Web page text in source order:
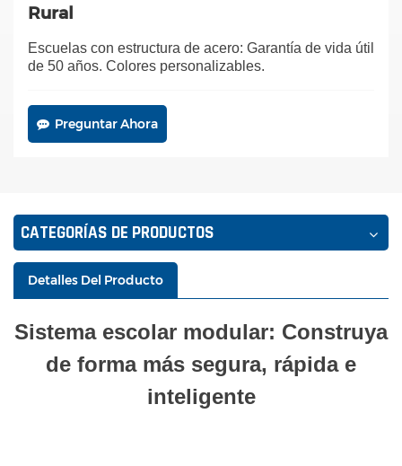
Rural
Escuelas con estructura de acero: Garantía de vida útil
de 50 años. Colores personalizables.
Preguntar Ahora
CATEGORÍAS DE PRODUCTOS
Detalles Del Producto
Sistema escolar modular: Construya
de forma más segura, rápida e
inteligente